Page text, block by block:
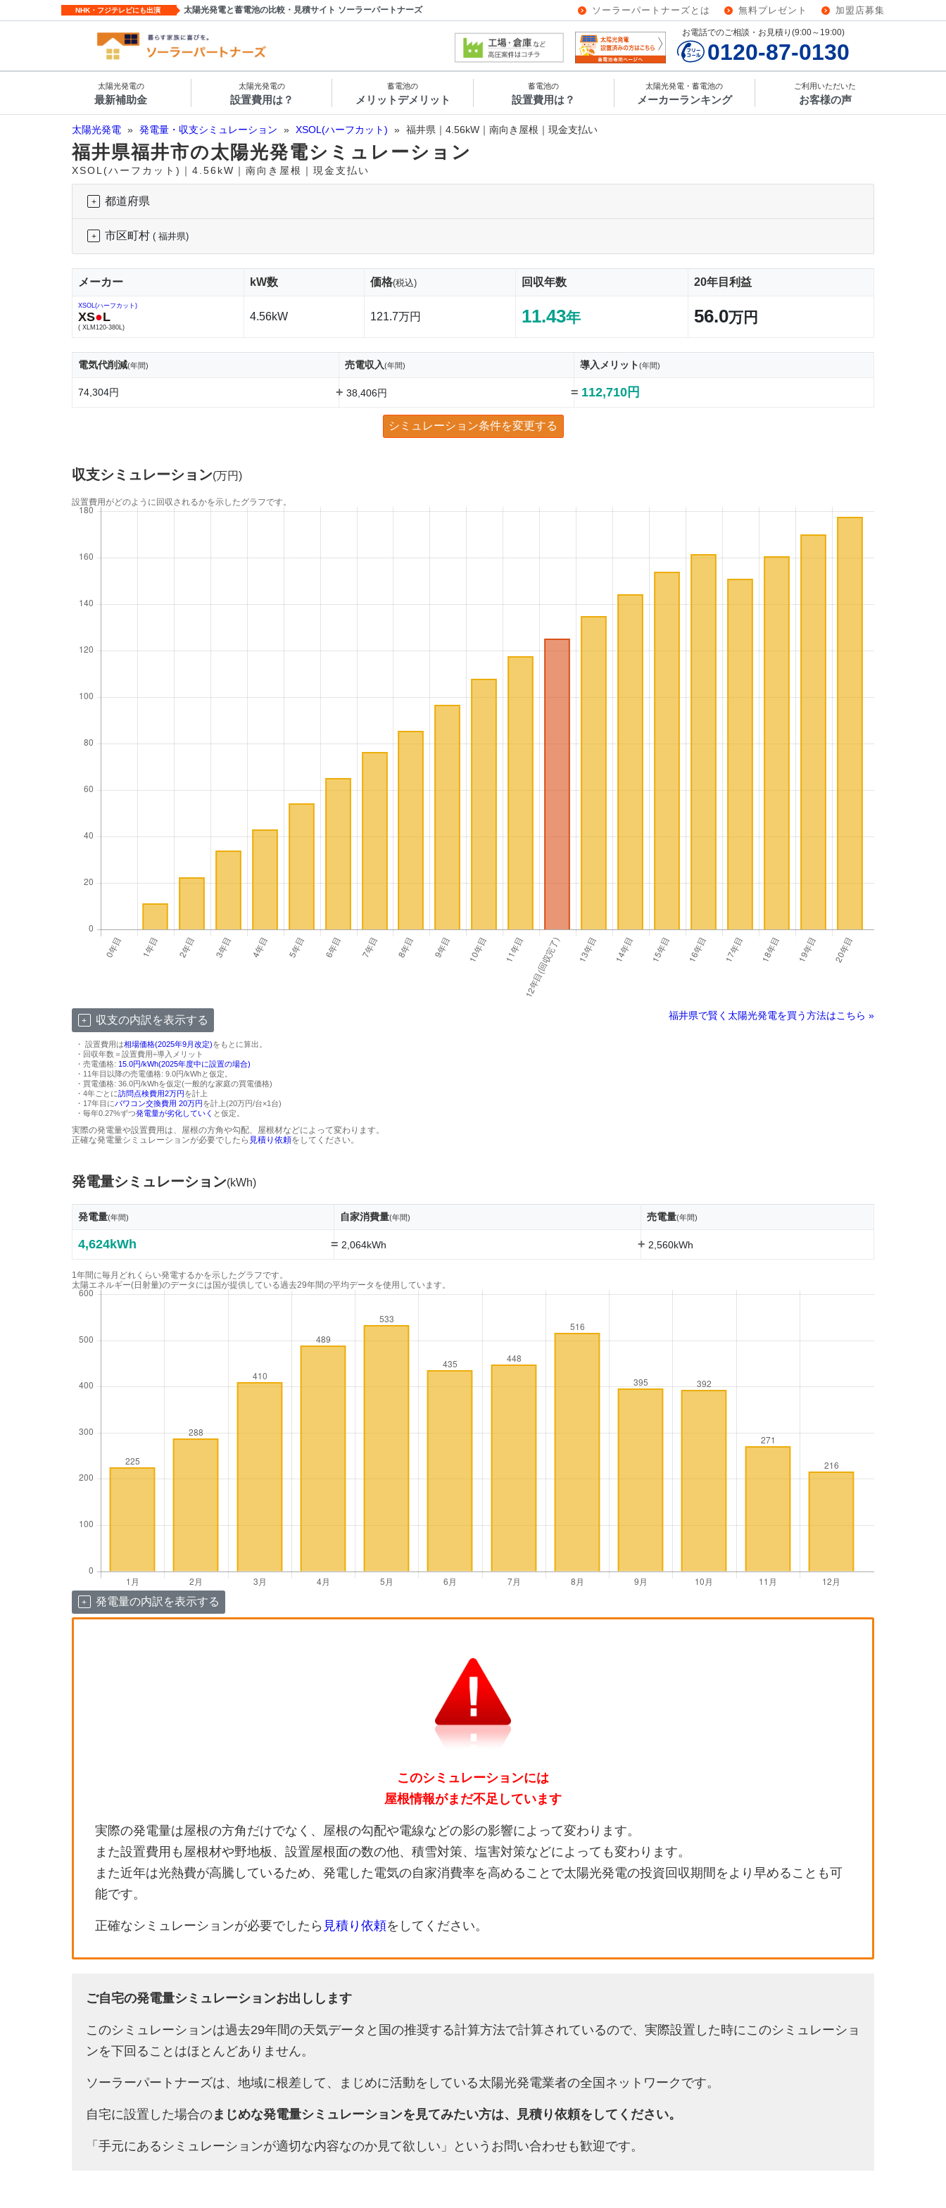
NHK・フジテレビにも出演 太陽光発電と蓄電池の比較・見積サイト ソーラーパートナーズ ソーラーパートナーズとは 無料プレゼント 加盟店募集
お電話でのご相談・お見積り(9:00～19:00)
0120-87-0130
太陽光発電の
最新補助金
太陽光発電の
設置費用は？
蓄電池の
メリットデメリット
蓄電池の
設置費用は？
太陽光発電・蓄電池の
メーカーランキング
ご利用いただいた
お客様の声
太陽光発電 » 発電量・収支シミュレーション » XSOL(ハーフカット) » 福井県｜4.56kW｜南向き屋根｜現金支払い
福井県福井市の太陽光発電シミュレーション
XSOL(ハーフカット)｜4.56kW｜南向き屋根｜現金支払い
都道府県
市区町村 ( 福井県)
メーカー kW数 価格(税込) 回収年数 20年目利益
XSOL(ハーフカット)
XS●L
( XLM120-380L)
4.56kW 121.7万円 11.43年 56.0万円
電気代削減(年間) 売電収入(年間) 導入メリット(年間)
74,304円 + 38,406円 = 112,710円
シミュレーション条件を変更する
収支シミュレーション(万円)
設置費用がどのように回収されるかを示したグラフです。
収支の内訳を表示する 福井県で賢く太陽光発電を買う方法はこちら »
・ 設置費用は相場価格(2025年9月改定)をもとに算出。
・回収年数＝設置費用÷導入メリット
・売電価格: 15.0円/kWh(2025年度中に設置の場合)
・11年目以降の売電価格: 9.0円/kWhと仮定。
・買電価格: 36.0円/kWhを仮定(一般的な家庭の買電価格)
・4年ごとに訪問点検費用2万円を計上
・17年目にパワコン交換費用 20万円を計上(20万円/台×1台)
・毎年0.27%ずつ発電量が劣化していく と仮定。
実際の発電量や設置費用は、屋根の方角や勾配、屋根材などによって変わります。
正確な発電量シミュレーションが必要でしたら 見積り依頼をしてください。
発電量シミュレーション(kWh)
発電量(年間) 自家消費量(年間) 売電量(年間)
4,624kWh = 2,064kWh + 2,560kWh
1年間に毎月どれくらい発電するかを示したグラフです。
太陽エネルギー(日射量)のデータには国が提供している過去29年間の平均データを使用しています。
発電量の内訳を表示する
このシミュレーションには
屋根情報がまだ不足しています
実際の発電量は屋根の方角だけでなく、屋根の勾配や電線などの影の影響によって変わります。
また設置費用も屋根材や野地板、設置屋根面の数の他、積雪対策、塩害対策などによっても変わります。
また近年は光熱費が高騰しているため、発電した電気の自家消費率を高めることで太陽光発電の投資回収期間をより早めることも可
能です。
正確なシミュレーションが必要でしたら 見積り依頼をしてください。
ご自宅の発電量シミュレーションお出しします
このシミュレーションは過去29年間の天気データと国の推奨する計算方法で計算されているので、実際設置した時にこのシミュレーショ
ンを下回ることはほとんどありません。
ソーラーパートナーズは、地域に根差して、まじめに活動をしている太陽光発電業者の全国ネットワークです。
自宅に設置した場合のまじめな発電量シミュレーションを見てみたい方は、見積り依頼をしてください。
「手元にあるシミュレーションが適切な内容なのか見て欲しい」というお問い合わせも歓迎です。